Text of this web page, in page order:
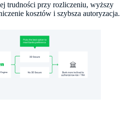
trudności przy rozliczeniu, wyższy
kosztów i szybsza autoryzacja.